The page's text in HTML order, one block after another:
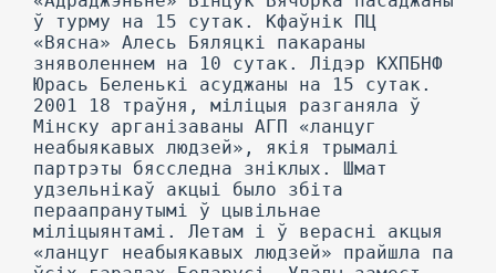
ў турму на 15 сутак. Кфаўнік ПЦ
«Вясна» Алесь Бяляцкі пакараны
зняволеннем на 10 сутак. Лідэр КХПБНФ
Юрась Беленькі асуджаны на 15 сутак.
2001 18 траўня, міліцыя разганяла ў
Мінску арганізаваны АГП «ланцуг
неабыякавых людзей», якія трымалі
партрэты бясследна зніклых. Шмат
удзельнікаў акцыі было збіта
пераапранутымі ў цывільнае
міліцыянтамі. Летам і ў верасні акцыя
«ланцуг неабыякавых людзей» прайшла па